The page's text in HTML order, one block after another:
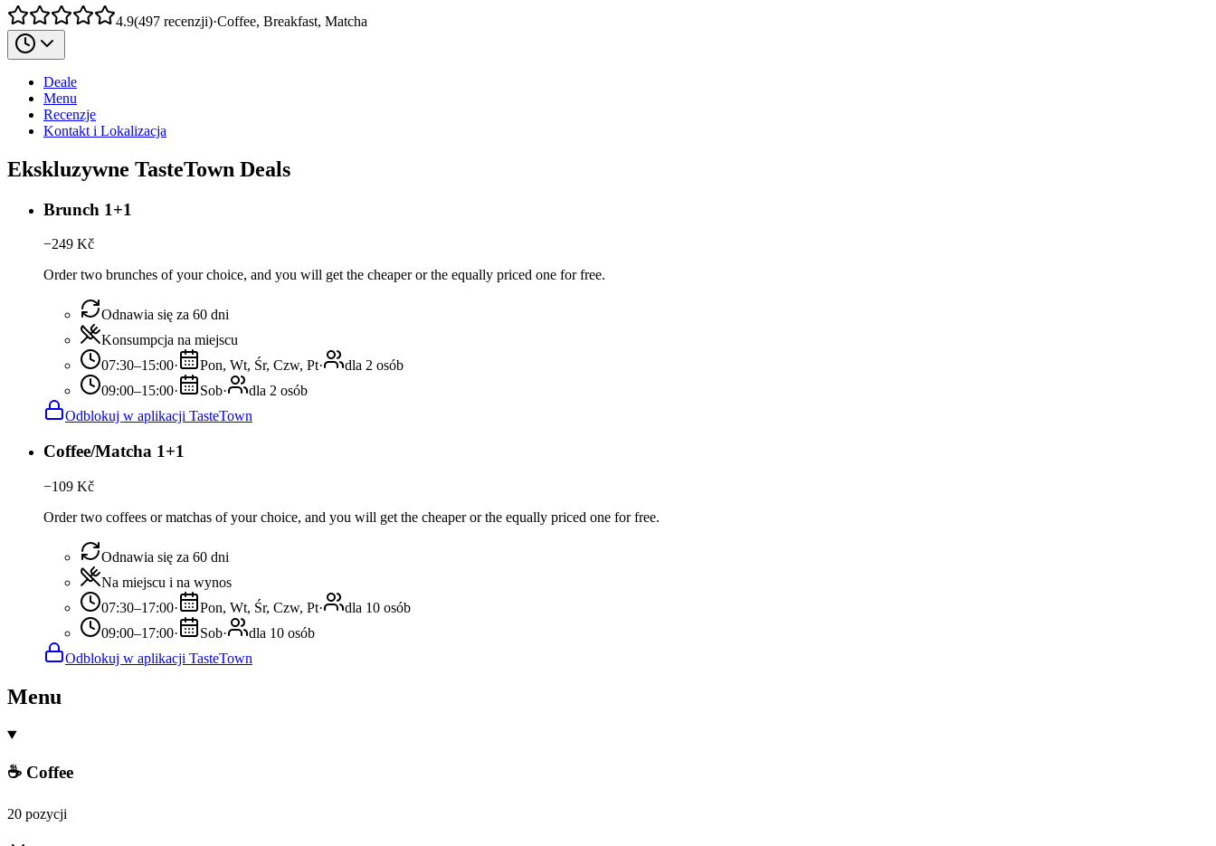
4.9(497 recenzji)·Coffee, Breakfast, Matcha
Deale
Menu
Recenzje
Kontakt i Lokalizacja
Ekskluzywne TasteTown Deals
Brunch 1+1
−249 Kč
Order two brunches of your choice, and you will get the cheaper or the equally priced one for free.
Odnawia się za 60 dni
Konsumpcja na miejscu
07:30–15:00· Pon, Wt, Śr, Czw, Pt·
dla 2 osób
09:00–15:00· Sob·
dla 2 osób
Odblokuj w aplikacji TasteTown
Coffee/Matcha 1+1
−109 Kč
Order two coffees or matchas of your choice, and you will get the cheaper or the equally priced one for free.
Odnawia się za 60 dni
Na miejscu i na wynos
07:30–17:00· Pon, Wt, Śr, Czw, Pt·
dla 10 osób
09:00–17:00· Sob·
dla 10 osób
Odblokuj w aplikacji TasteTown
Menu
☕ Coffee
20 pozycji